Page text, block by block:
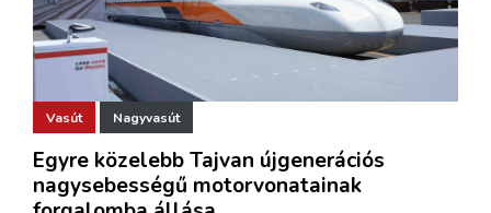
Vasút Nagyvasút
Egyre közelebb Tajvan újgenerációs
nagysebességű motorvonatainak